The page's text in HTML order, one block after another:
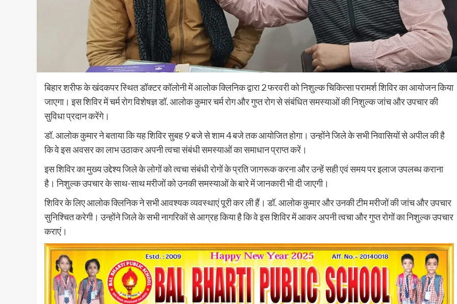
बिहार शरीफ के खंदकपर स्थित डॉक्टर कॉलोनी में आलोक क्लिनिक द्वारा 2 फरवरी को निशुल्क चिकित्सा परामर्श शिविर का आयोजन किया
जाएगा। इस शिविर में चर्म रोग विशेषज्ञ डॉ. आलोक कुमार चर्म रोग और गुप्त रोग से संबंधित समस्याओं की निशुल्क जांच और उपचार की
सुविधा प्रदान करेंगे।
डॉ. आलोक कुमार ने बताया कि यह शिविर सुबह 9 बजे से शाम 4 बजे तक आयोजित होगा। उन्होंने जिले के सभी निवासियों से अपील की है
कि वे इस अवसर का लाभ उठाकर अपनी त्वचा संबंधी समस्याओं का समाधान प्राप्त करें।
इस शिविर का मुख्य उद्देश्य जिले के लोगों को त्वचा संबंधी रोगों के प्रति जागरूक करना और उन्हें सही एवं समय पर इलाज उपलब्ध कराना
है। निशुल्क उपचार के साथ-साथ मरीजों को उनकी समस्याओं के बारे में जानकारी भी दी जाएगी।
शिविर के लिए आलोक क्लिनिक ने सभी आवश्यक व्यवस्थाएं पूरी कर ली हैं। डॉ. आलोक कुमार और उनकी टीम मरीजों की जांच और उपचार
सुनिश्चित करेगी। उन्होंने जिले के सभी नागरिकों से आग्रह किया है कि वे इस शिविर में आकर अपनी त्वचा और गुप्त रोगों का निशुल्क उपचार
कराएं।
Nalanda
पिचासा मोड़ पर तेज रफ्तार ट्रक ने स्कूटी सवार को
shankar August 6, 2026 0
भागन बीघा ओपी क्षेत्र में हादसे के बाद मची अफरा-तफरी, स्थानीय
लोगों ने घायल को अस्पताल पहुंचाया, पुलिस जांच में जुटी रहुई - भागन
Read More